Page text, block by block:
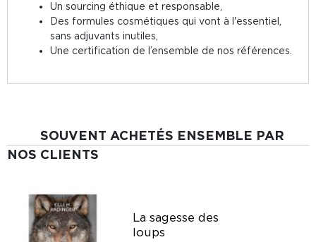
Un sourcing éthique et responsable,
Des formules cosmétiques qui vont à l'essentiel,
sans adjuvants inutiles,
Une certification de l’ensemble de nos références.
SOUVENT ACHETÉS ENSEMBLE PAR
NOS CLIENTS
La sagesse des
loups